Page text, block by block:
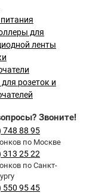
для
ленты
розеток и
Звоните!
748 88 95
по Москве
313 25 22
по Санкт-
550 95 45